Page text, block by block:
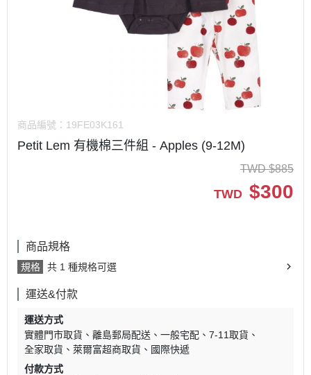
商品編號： 19FE03K161
Petit Lem 有機棉三件組 - Apples (9-12M)
TWD $885
TWD $300
商品規格
規格 共 1 種規格可選
運送&付款
運送方式
實體門市取貨
離島郵局配送 一般宅配
7-11取貨
全家取貨
萊爾富超商取貨
國際快遞
付款方式